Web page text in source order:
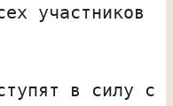
участников
в силу с